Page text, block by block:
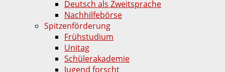
Deutsch als Zweitsprache
Nachhilfebörse
Spitzenförderung
Frühstudium
Unitag
Schülerakademie
Jugend forscht